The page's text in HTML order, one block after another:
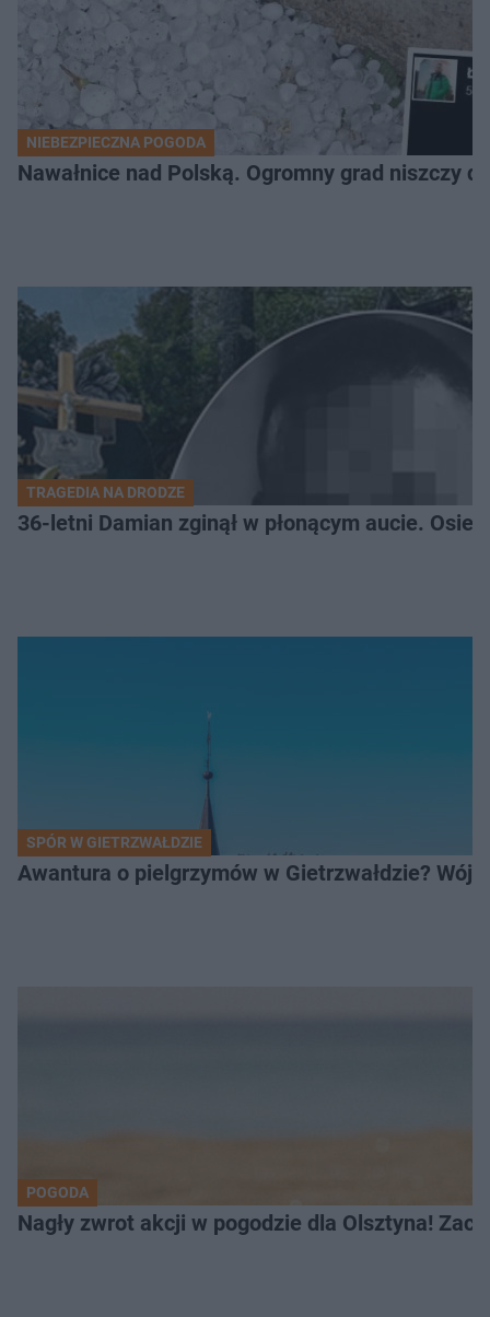
NIEBEZPIECZNA POGODA
Nawałnice nad Polską. Ogromny grad niszczy
TRAGEDIA NA DRODZE
36-letni Damian zginął w płonącym aucie.
SPÓR W GIETRZWAŁDZIE
Awantura o pielgrzymów w Gietrzwałdzie? Wójt
POGODA
Nagły zwrot akcji w pogodzie dla Olsztyna!